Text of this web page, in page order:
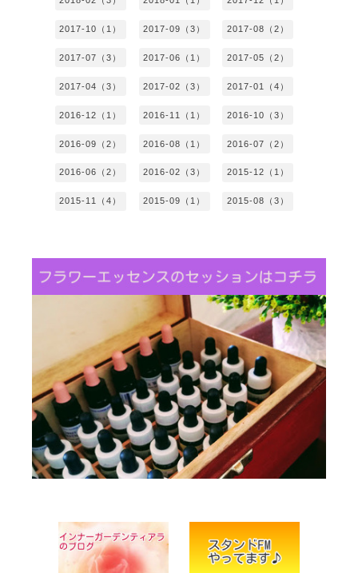
2017-10（1） 2017-09（3） 2017-08（2）
2017-07（3） 2017-06（1） 2017-05（2）
2017-04（3） 2017-02（3） 2017-01（4）
2016-12（1） 2016-11（1） 2016-10（3）
2016-09（2） 2016-08（1） 2016-07（2）
2016-06（2） 2016-02（3） 2015-12（1）
2015-11（4） 2015-09（1） 2015-08（3）